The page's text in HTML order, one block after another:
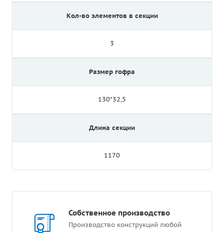
Кол-во элементов в секции
3
Размер гофра
130*32,5
Длина секции
1170
Собственное производство
Производство конструкций любой